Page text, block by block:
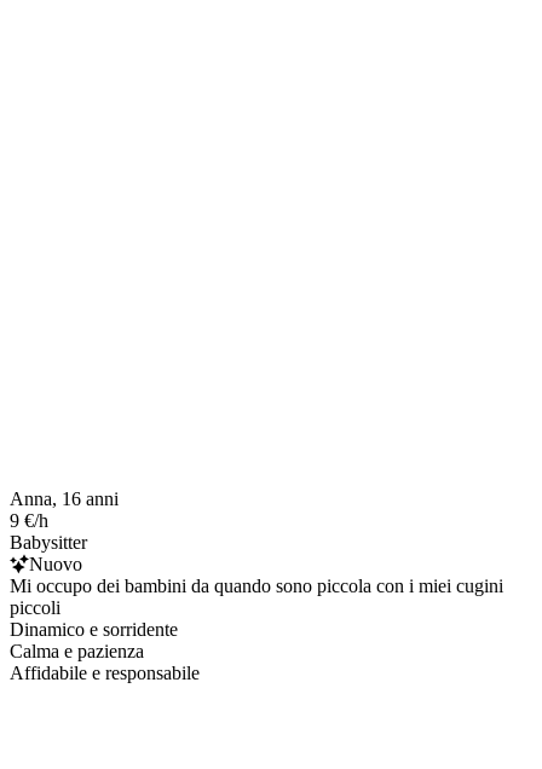
Anna, 16 anni
9 €/h
Babysitter
Nuovo
Mi occupo dei bambini da quando sono piccola con i miei cugini
piccoli
Dinamico e sorridente
Calma e pazienza
Affidabile e responsabile